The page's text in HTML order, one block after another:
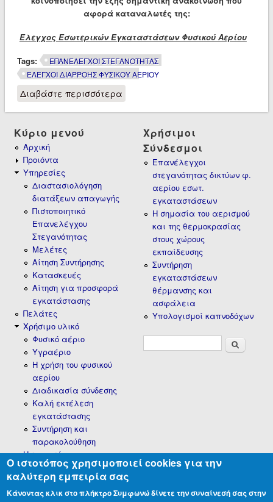
αφορά καταναλωτές της:
Έλεγχος Εσωτερικών Εγκαταστάσεων Φυσικού Αερίου
Tags:
ΕΠΑΝΕΛΕΓΧΟΙ ΣΤΕΓΑΝΟΤΗΤΑΣ
ΕΛΕΓΧΟΙ ΔΙΑΡΡΟΗΣ ΦΥΣΙΚΟΥ ΑΕΡΙΟΥ
Διαβάστε περισσότερα
στεγανότητας δικτύων φυσικού
εγκαταστάσεων στη
Θεσσαλονίκη!
Κύριο μενού
Αρχική
Προιόντα
Υπηρεσίες
Διαστασιολόγηση
διατάξεων απαγωγής
Πιστοποιητικό
Επανελέγχου
Στεγανότητας
Μελέτες
Αίτηση Συντήρησης
Κατασκευές
Αίτηση για προσφορά
εγκατάστασης
Πελάτες
Χρήσιμο υλικό
Φυσικό αέριο
Υγραέριο
H χρήση του φυσικού
αερίου
Διαδικασία σύνδεσης
Καλή εκτέλεση
εγκατάστασης
Συντήρηση και
παρακολούθηση
Η εταιρεία
Πολιτική Cookies
Δήλωση συμμόρφωσης με
GDPR
Χρήσιμοι
Σύνδεσμοι
Επανέλεγχοι
στεγανότητας δικτύων φ.
αερίου εσωτ.
εγκαταστάσεων
Η σημασία του αερισμού
και της θερμοκρασίας
στους χώρους
εκπαίδευσης
Συντήρηση
εγκαταστάσεων
θέρμανσης και
ασφάλεια
Υπολογισμοί καπνοδόχων
Φόρμα
Αναζήτηση
Ο ιστοτόπος χρησιμοποιεί cookies για την
καλύτερη εμπειρία σας
Κάνοντας κλικ στο πλήκτροΣυμφωνώδίνετε την συναίνεσή σας στην